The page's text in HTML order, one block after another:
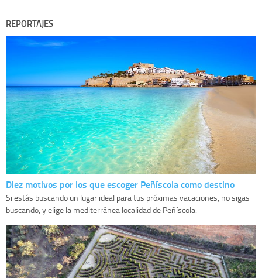
REPORTAJES
Diez motivos por los que escoger Peñíscola como destino
Si estás buscando un lugar ideal para tus próximas vacaciones, no sigas
buscando, y elige la mediterránea localidad de Peñíscola.